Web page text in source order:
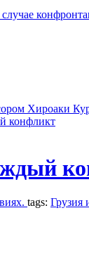
Хироаки
конфликт
tags: Грузия